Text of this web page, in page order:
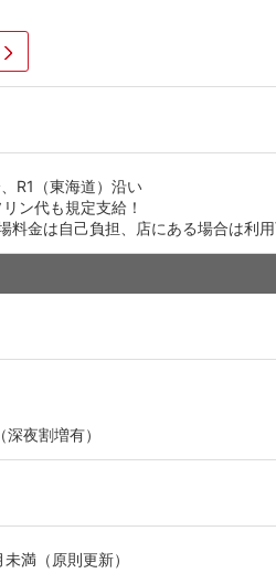
R1（東海道）沿い
ン代も規定支給！
料金は自己負担、店にある場合は利
夜割増有）
満（原則更新）